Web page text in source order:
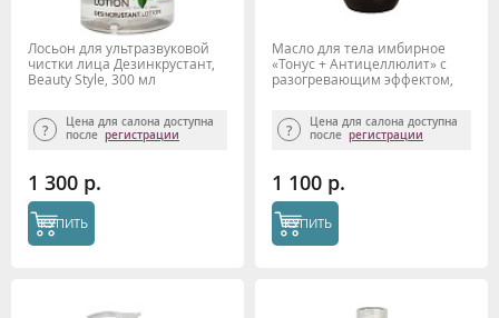
Лосьон для ультразвуковой
чистки лица Дезинкрустант,
Beauty Style, 300 мл
Цена для салона доступна
после регистрации
1 300 р.
КУПИТЬ
Масло для тела имбирное
«Тонус + Антицеллюлит» с
разогревающим эффектом,
Цена для салона доступна
после регистрации
1 100 р.
КУПИТЬ